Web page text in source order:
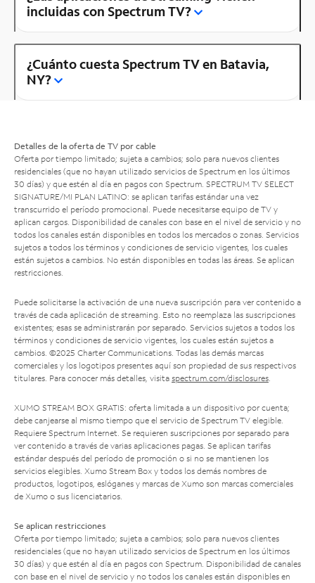
incluidas con Spectrum TV?
¿Cuánto cuesta Spectrum TV en Batavia,
NY?
Detalles de la oferta de TV por cable
Oferta por tiempo limitado; sujeta a cambios; solo para nuevos clientes
residenciales (que no hayan utilizado servicios de Spectrum en los últimos
30 días) y que estén al día en pagos con Spectrum. SPECTRUM TV SELECT
SIGNATURE/MI PLAN LATINO: se aplican tarifas estándar una vez
transcurrido el período promocional. Puede necesitarse equipo de TV y
aplican cargos. Disponibilidad de canales con base en el nivel de servicio y no
todos los canales están disponibles en todos los mercados o zonas. Servicios
sujetos a todos los términos y condiciones de servicio vigentes, los cuales
están sujetos a cambios. No están disponibles en todas las áreas. Se aplican
restricciones.
Puede solicitarse la activación de una nueva suscripción para ver contenido a
través de cada aplicación de streaming. Esto no reemplaza las suscripciones
existentes; esas se administrarán por separado. Servicios sujetos a todos los
términos y condiciones de servicio vigentes, los cuales están sujetos a
cambios. ©2025 Charter Communications. Todas las demás marcas
comerciales y los logotipos presentes aquí son propiedad de sus respectivos
titulares. Para conocer más detalles, visita spectrum.com/disclosures.
XUMO STREAM BOX GRATIS: oferta limitada a un dispositivo por cuenta;
debe canjearse al mismo tiempo que el servicio de Spectrum TV elegible.
Requiere Spectrum Internet. Se requieren suscripciones por separado para
ver contenido a través de varias aplicaciones pagas. Se aplican tarifas
estándar después del período de promoción o si no se mantienen los
servicios elegibles. Xumo Stream Box y todos los demás nombres de
productos, logotipos, eslóganes y marcas de Xumo son marcas comerciales
de Xumo o sus licenciatarios.
Se aplican restricciones
Oferta por tiempo limitado; sujeta a cambios; solo para nuevos clientes
residenciales (que no hayan utilizado servicios de Spectrum en los últimos
30 días) y que estén al día en pagos con Spectrum. Disponibilidad de canales
con base en el nivel de servicio y no todos los canales están disponibles en